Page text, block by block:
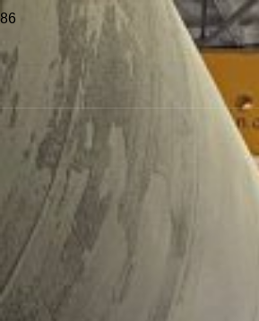
Проекты
Перегрузка,
монтаж молота и пресса Lasco в Омске
Перегрузка,
транспортировка,
кантование и
молота и пресса
Омске
Объект:
ОАО «Конструкторское